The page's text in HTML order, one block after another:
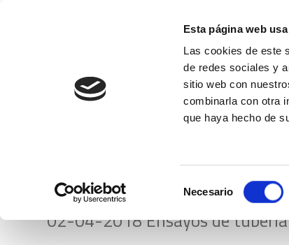
Esta página web
Las cookies de este
de redes sociales y
sitio web con
combinarla con otra
que haya hecho de
Necesario
Conócenos
Listado de
02-04-2018 Ensayos de tubería